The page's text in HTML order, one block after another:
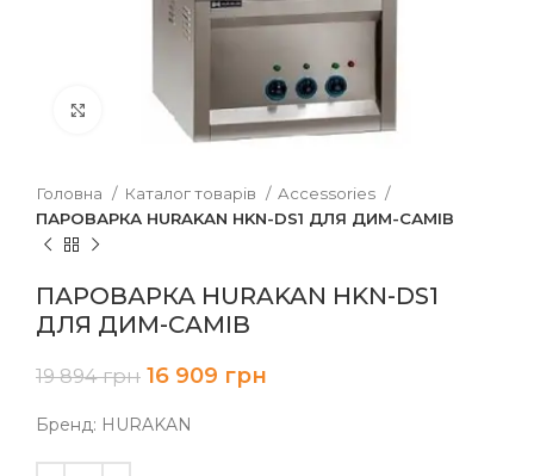
Клацніть, щоб збільшити
Головна Каталог товарів
Accessories
ПАРОВАРКА HURAKAN HKN-DS1 ДЛЯ ДИМ-САМІВ
ПАРОВАРКА HURAKAN HKN-DS1
ДЛЯ ДИМ-САМІВ
19 894грн 16 909 грн
Бренд: HURAKAN